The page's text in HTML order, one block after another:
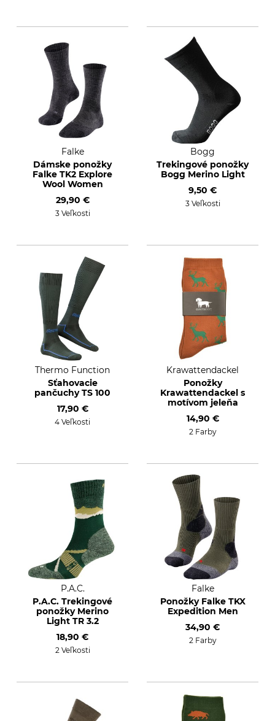
Falke
Dámske ponožky
Falke TK2 Explore
Wool Women
29,90 €
3 Veľkosti
Bogg
Trekingové ponožky
Bogg Merino Light
9,50 €
3 Veľkosti
Thermo Function
Sťahovacie
pančuchy TS 100
17,90 €
4 Veľkosti
Krawattendackel
Ponožky
Krawattendackel s
motívom jeleňa
14,90 €
2 Farby
P.A.C.
P.A.C. Trekingové
ponožky Merino
Light TR 3.2
18,90 €
2 Veľkosti
Falke
Ponožky Falke TKX
Expedition Men
34,90 €
2 Farby